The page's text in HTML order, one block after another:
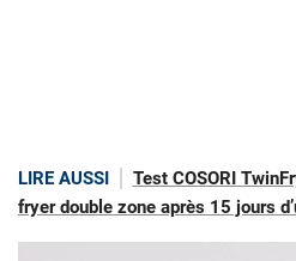
LIRE AUSSI
Test COSORI
fryer double zone après 15 jours